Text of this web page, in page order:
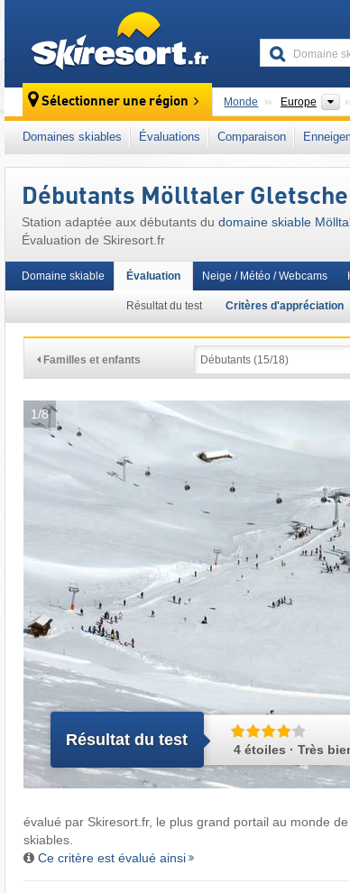
Sélectionner une région Monde Europe
Ce domaine skiable se situe
Autriche méridionale
Alpes
Union européenne
Domaines skiables Évaluations Comparaison
Débutants Mölltaler
Station adaptée aux débutants du domaine skiable
Évaluation de Skiresort.fr
Domaine skiable Évaluation
Résultat du test Critères d'appréciation
Neige / Météo / Webcams
Familles et enfants
1/8
Résultat du test
4 étoiles · Très
évalué par Skiresort.fr, le plus grand portail au monde
skiables.
Ce critère est évalué ainsi